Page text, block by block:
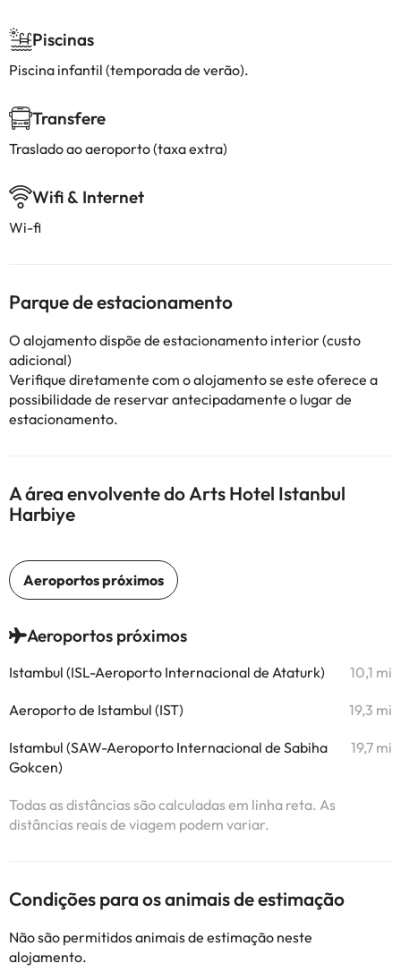
Piscinas
Piscina infantil (temporada de verão).
Transfere
Traslado ao aeroporto (taxa extra)
Wifi & Internet
Wi-fi
Parque de estacionamento
O alojamento dispõe de estacionamento interior (custo
adicional)
Verifique diretamente com o alojamento se este oferece a
possibilidade de reservar antecipadamente o lugar de
estacionamento.
A área envolvente do Arts Hotel Istanbul
Harbiye
Aeroportos próximos
Istambul (ISL-Aeroporto Internacional de Ataturk) 10,1 mi
Aeroporto de Istambul (IST) 19,3 mi
Istambul (SAW-Aeroporto Internacional de Sabiha
Gokcen)
19,7 mi
Todas as distâncias são calculadas em linha reta. As
distâncias reais de viagem podem variar.
Condições para os animais de estimação
Não são permitidos animais de estimação neste
alojamento.